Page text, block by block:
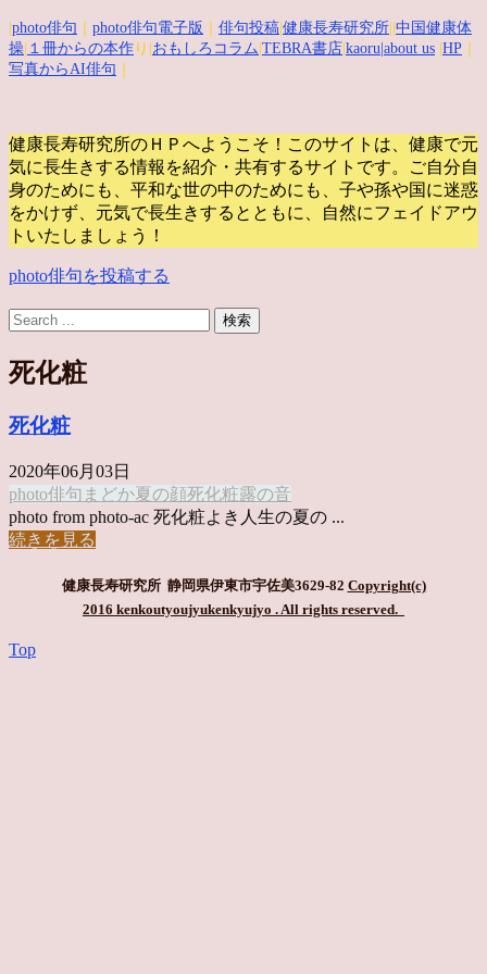
photo俳句 photo俳句電子版 俳句投稿 健康長寿研究所 中国健康体
操 １冊からの本作 り| おもしろコラム TEBRA書店 kaoru |about us HP
写真からAI俳句
健康長寿研究所のＨＰへようこそ！このサイトは、健康で元
気に長生きする情報を紹介・共有するサイトです。
ご自分自
身のためにも、平和な世の中のためにも、子や孫や国に迷惑
をかけず、元気で長生きするとともに、自然にフェイドアウ
トいたしましょう！
photo俳句を投稿する
死化粧
死化粧
2020年06月03日
photo俳句 まどか夏の顔死化粧露の音
photo from photo-ac 死化粧よき人生の夏の ...
続きを見る
健康長寿研究所 静岡県伊東市宇佐美3629-82 Copyright(c)
2016 kenkoutyoujyukenkyujyo . All rights reserved.
Top